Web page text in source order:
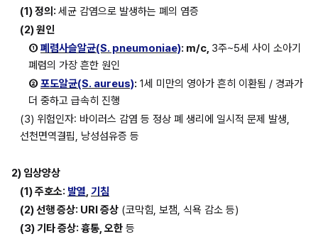
(1) 정의: 세균 감염으로 발생하는 폐의 염증
(2) 원인
① 폐렴사슬알균(S. pneumoniae): m/c, 3주~5세 사이 소아기
폐렴의 가장 흔한 원인
② 포도알균(S. aureus): 1세 미만의 영아가 흔히 이환됨 / 경과가
더 중하고 급속히 진행
(3) 위험인자: 바이러스 감염 등 정상 폐 생리에 일시적 문제 발생,
선천면역결핍, 낭성섬유증 등
2) 임상양상
(1) 주호소: 발열 기침
(2) 선행 증상: URI 증상 (코막힘, 보챔, 식욕 감소 등)
(3) 기타 증상: 흉통, 오한 등